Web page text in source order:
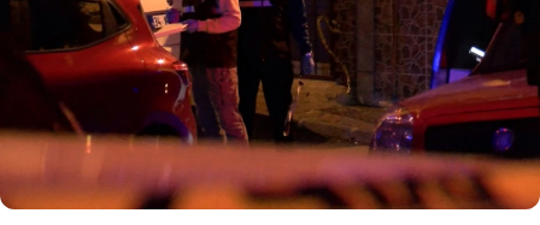
yüzünden kuzenler arasında kavga çıktı. Kavga
sırasında Mahmut Dağcı yanında bulunan
silahla kuzeni Adem Savaş’a ateş etti. Savaş olay
yerinde hayatını kaybetti; olaydan sonra kaçan
Mahmut Dağcı yakalanarak gözaltına alındı.